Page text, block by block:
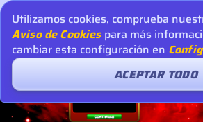
Utilizamos cookies, comprueba
Aviso de Cookiespara más
cambiar esta configuración en
ACEPTAR TODO